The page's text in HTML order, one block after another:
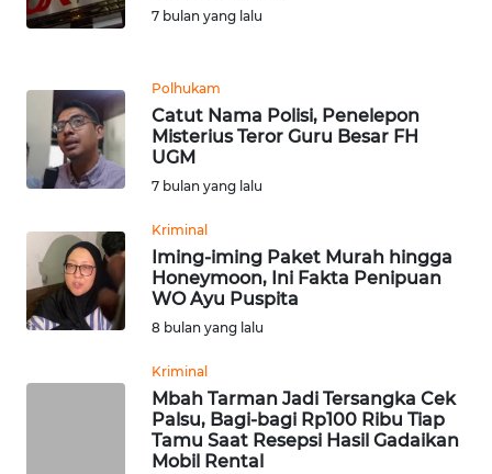
7 bulan yang lalu
Polhukam
Catut Nama Polisi, Penelepon
Misterius Teror Guru Besar FH
UGM
7 bulan yang lalu
Kriminal
Iming-iming Paket Murah hingga
Honeymoon, Ini Fakta Penipuan
WO Ayu Puspita
8 bulan yang lalu
Kriminal
Mbah Tarman Jadi Tersangka Cek
Palsu, Bagi-bagi Rp100 Ribu Tiap
Tamu Saat Resepsi Hasil Gadaikan
Mobil Rental
WN
WN
SAMOSIR
LAWAS
WN
SUMEDANG
WN